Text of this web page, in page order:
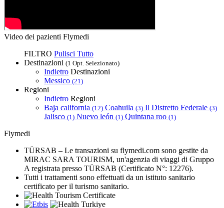
Video dei pazienti Flymedi
FILTRO Pulisci Tutto
Destinazioni (1 Opt. Selezionato)
Indietro Destinazioni
Messico (21)
Regioni
Indietro Regioni
Baja california (12) Coahuila (3) Il Distretto Federale (3)
Jalisco (1) Nuevo león (1) Quintana roo (1)
Flymedi
TÜRSAB – Le transazioni su flymedi.com sono gestite da
MIRAC SARA TOURISM, un'agenzia di viaggi di Gruppo
A registrata presso TÜRSAB (Certificato N°: 12276).
Tutti i trattamenti sono effettuati da un istituto sanitario
certificato per il turismo sanitario.